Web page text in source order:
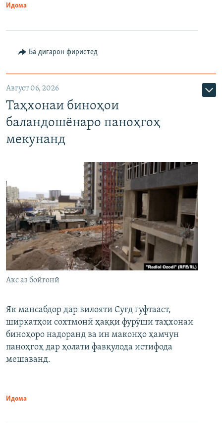
Идома
Ба дигарон фиристед
Август 06, 2026
Таҳхонаи биноҳои
баландошёнаро паноҳгоҳ
мекунанд
Акс аз бойгонӣ
Як мансабдор дар вилояти Суғд гуфтааст,
ширкатҳои сохтмонӣ ҳаққи фурӯши таҳхонаи
биноҳоро надоранд ва ин маконҳо ҳамчун
паноҳгоҳ дар ҳолати фавқулода истифода
мешаванд.
Идома